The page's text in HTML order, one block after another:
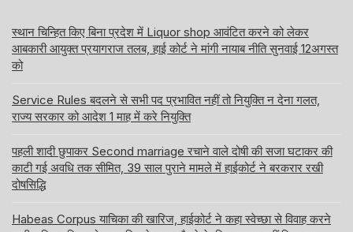
स्थान चिन्हित किए बिना प्रदेश में Liquor shop आवंटित करने को लेकर
आबकारी आयुक्त प्रयागराज तलब, हाई कोर्ट ने मांगी नायाब नीति सुनवाई 12अगस्त
को
Service Rules बदलने से सभी पद प्रभावित नहीं तो नियुक्ति न देना गलत,
राज्य सरकार को आदेश 1 माह में करे नियुक्ति
पहली शादी छुपाकर Second marriage रचाने वाले दोषी की सजा घटाकर की
काटी गई अवधि तक सीमित, 39 साल पुराने मामले में हाईकोर्ट ने बरकरार रखी
दोषसिद्धि
Habeas Corpus याचिका की खारिज, हाईकोर्ट ने कहा स्वेच्छा से विवाह करने